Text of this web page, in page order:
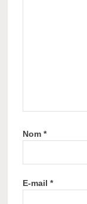
Nom*
E-mail*